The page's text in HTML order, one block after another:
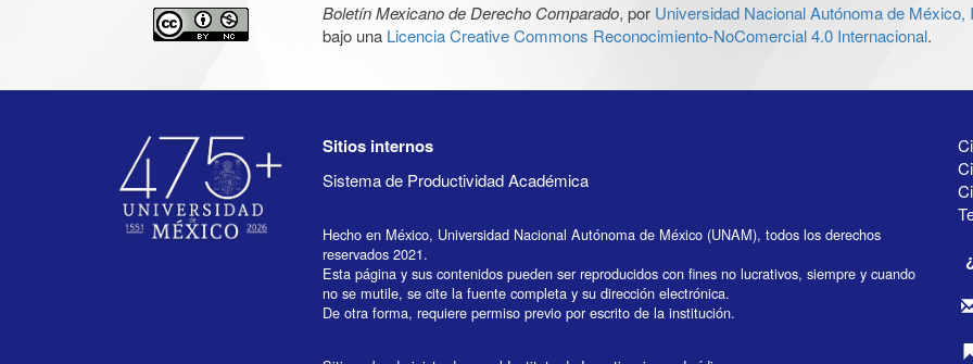
Boletín Mexicano de Derecho Comparado, por Universidad Nacional Autónoma de
bajo una Licencia Creative Commons Reconocimiento-NoComercial 4.0 Internacional.
Sitios internos
Sistema de Productividad Académica
Hecho en México, Universidad Nacional Autónoma de México (UNAM), todos los derechos
reservados 2021.
Esta página y sus contenidos pueden ser reproducidos con fines no lucrativos, siempre y cuando
no se mutile, se cite la fuente completa y su dirección electrónica.
De otra forma, requiere permiso previo por escrito de la institución.